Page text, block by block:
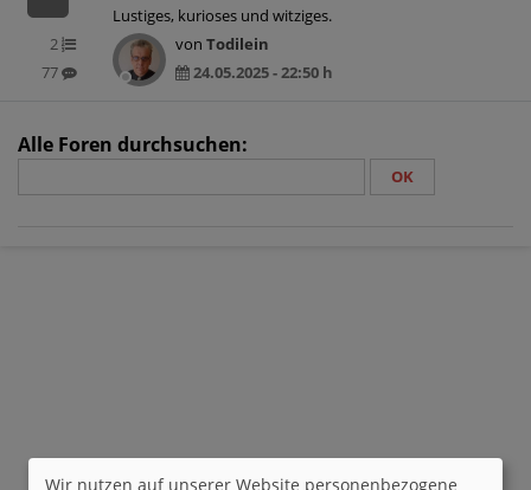
Lustiges, kurioses und witziges.
2
77
von Todilein
24.05.2025 - 22:50 h
Alle Foren durchsuchen:
Wir nutzen auf unserer Website personenbezogene